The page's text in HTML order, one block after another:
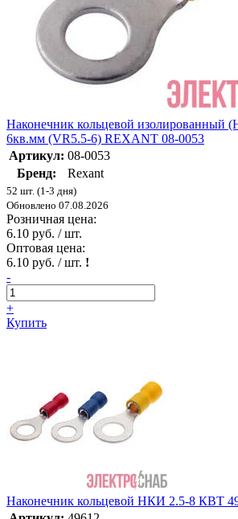
Наконечник кольцевой изолированный
6кв.мм (VR5.5-6) REXANT 08-0053
Артикул: 08-0053
Бренд:
Rexant
52 шт. (1-3 дня)
Обновлено 07.08.2026
Розничная цена:
6.10 руб. / шт.
Оптовая цена:
6.10 руб. / шт. !
-
+
Купить
Наконечник кольцевой НКИ 2.5-8 КВТ